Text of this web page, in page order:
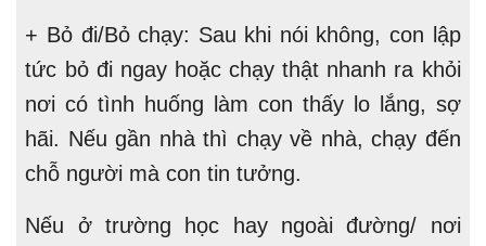
+ Bỏ đi/Bỏ chạy: Sau khi nói không, con lập
tức bỏ đi ngay hoặc chạy thật nhanh ra khỏi
nơi có tình huống làm con thấy lo lắng, sợ
hãi. Nếu gần nhà thì chạy về nhà, chạy đến
chỗ người mà con tin tưởng.
Nếu ở trường học hay ngoài đường/ nơi